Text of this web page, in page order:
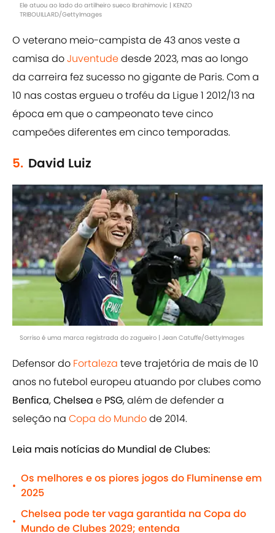
Ele atuou ao lado do artilheiro sueco Ibrahimovic | KENZO
TRIBOUILLARD/GettyImages
O veterano meio-campista de 43 anos veste a
camisa doJuventudedesde 2023, mas ao longo
da carreira fez sucesso no gigante de Paris. Com a
10 nas costas ergueu o troféu da Ligue 1 2012/13 na
época em que o campeonato teve cinco
campeões diferentes em cinco temporadas.
5. David Luiz
Sorriso é uma marca registrada do zagueiro | Jean Catuffe/GettyImages
Defensor do Fortaleza teve trajetória de mais de 10
anos no futebol europeu atuando por clubes como
Benfica,Chelsea e PSG, além de defender a
seleção na Copa do Mundode 2014.
Leia mais notícias do Mundial de Clubes:
•
Os melhores e os piores jogos do Fluminense em
2025
•
Chelsea pode ter vaga garantida na Copa do
Mundo de Clubes 2029; entenda